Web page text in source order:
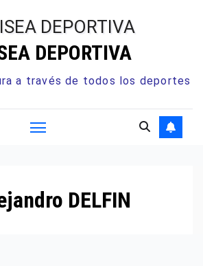
DEPORTIVA
a través de todos los deportes
DELFIN